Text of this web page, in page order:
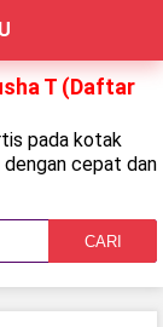
T (Daftar
pada kotak
cepat dan
CARI